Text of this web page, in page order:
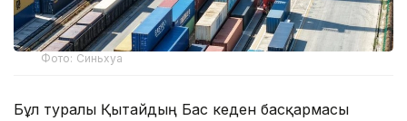
Фото: Синьхуа
Бұл туралы Қытайдың Бас кеден басқармасы